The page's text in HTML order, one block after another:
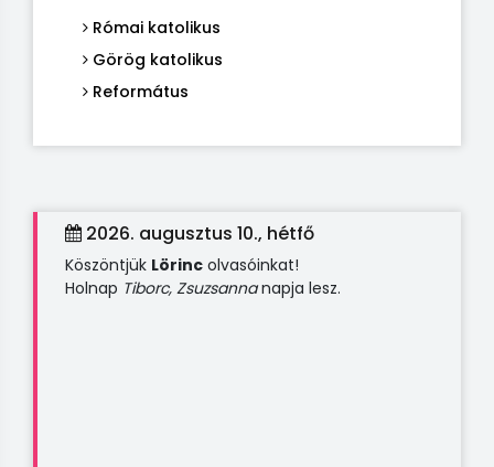
Római katolikus
Görög katolikus
Református
2026. augusztus 10., hétfő
Köszöntjük Lörinc olvasóinkat!
Holnap Tiborc, Zsuzsannanapja lesz.